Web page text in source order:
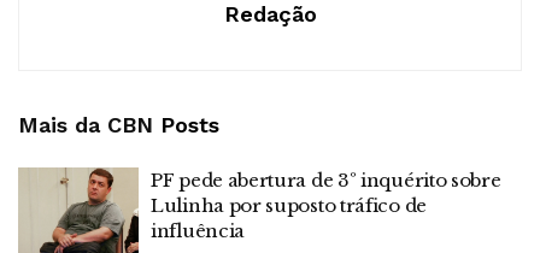
Redação
Mais da CBN Posts
PF pede abertura de 3º inquérito sobre
Lulinha por suposto tráfico de
influência